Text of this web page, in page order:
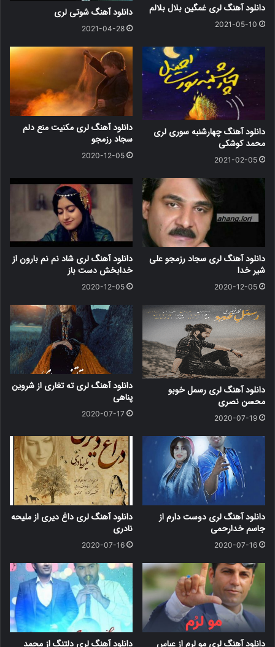
دانلود آهنگ لری غمگین بلال بلالم
2021-05-10
دانلود آهنگ شوتی لری
2021-04-28
دانلود آهنگ چهارشنبه سوری لری
محمد کوشکی
2021-02-05
دانلود آهنگ لری مکنیت منع دلم
سجاد رزمجو
2020-12-05
دانلود آهنگ لری سجاد رزمجو علی
شیر خدا
2020-12-05
دانلود آهنگ لری شاد نم نم بارون از
خدابخش دست باز
2020-12-05
دانلود آهنگ لری رسمل خوبو
محسن نصری
2020-07-19
دانلود آهنگ لری ته تغاری از شروین
پناهی
2020-07-17
دانلود آهنگ لری دوست دارم از
جاسم خدارحمی
2020-07-16
دانلود آهنگ لری داغ دیری از ملیحه
نادری
2020-07-16
دانلود آهنگ لری مو لرم از عباس دانلود آهنگ لری دلتنگ از محمد